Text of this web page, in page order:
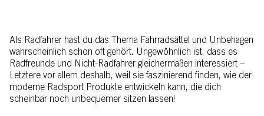
Als Radfahrer hast du das Thema Fahrradsättel und Unbehagen
wahrscheinlich schon oft gehört. Ungewöhnlich ist, dass es
Radfreunde und Nicht-Radfahrer gleichermaßen interessiert –
Letztere vor allem deshalb, weil sie faszinierend finden, wie der
moderne Radsport Produkte entwickeln kann, die dich
scheinbar noch unbequemer sitzen lassen!